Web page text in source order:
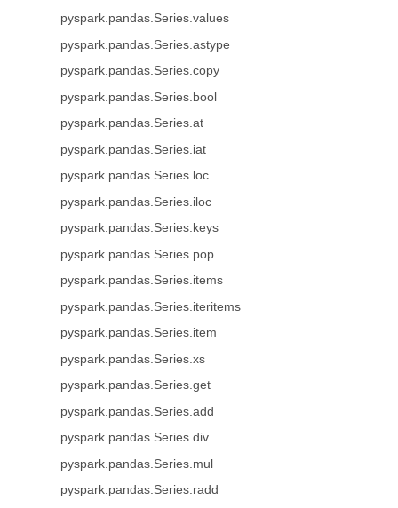
pyspark.pandas.Series.values
pyspark.pandas.Series.astype
pyspark.pandas.Series.copy
pyspark.pandas.Series.bool
pyspark.pandas.Series.at
pyspark.pandas.Series.iat
pyspark.pandas.Series.loc
pyspark.pandas.Series.iloc
pyspark.pandas.Series.keys
pyspark.pandas.Series.pop
pyspark.pandas.Series.items
pyspark.pandas.Series.iteritems
pyspark.pandas.Series.item
pyspark.pandas.Series.xs
pyspark.pandas.Series.get
pyspark.pandas.Series.add
pyspark.pandas.Series.div
pyspark.pandas.Series.mul
pyspark.pandas.Series.radd